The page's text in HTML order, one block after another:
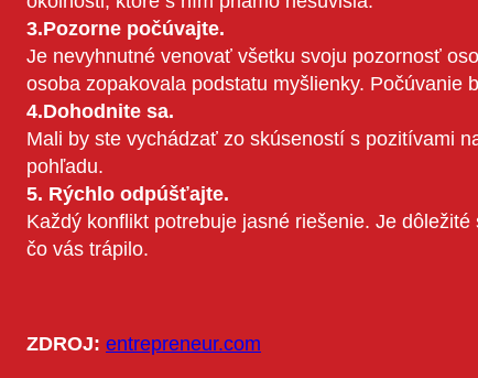
3.Pozorne počúvajte.
Je nevyhnutné venovať všetku svoju pozornosť
osoba zopakovala podstatu myšlienky. Počúvanie
4.Dohodnite sa.
Mali by ste vychádzať zo skúseností s pozitívami
pohľadu.
5. Rýchlo odpúšťajte.
Každý konflikt potrebuje jasné riešenie. Je
čo vás trápilo.
ZDROJ: entrepreneur.com